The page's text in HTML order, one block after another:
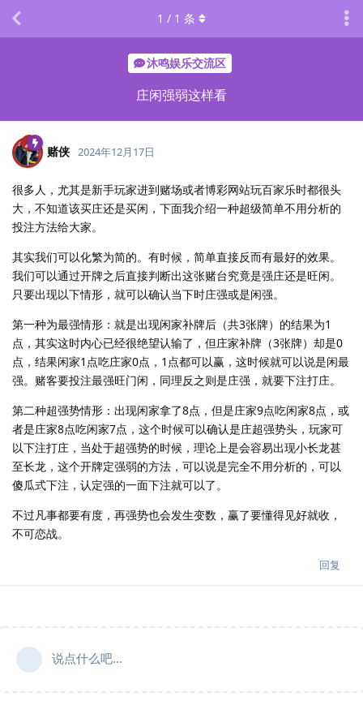
沐鸣娱乐交流区
庄闲强弱这样看
1 / 1 条
赌侠 2024年12月17日
很多人，尤其是新手玩家进到赌场或者博彩网站玩百家乐时都很头
大，不知道该买庄还是买闲，下面我介绍一种超级简单不用分析的
投注方法给大家。
其实我们可以化繁为简的。有时候，简单直接反而有最好的效果。
我们可以通过开牌之后直接判断出这张赌台究竟是强庄还是旺闲。
只要出现以下情形，就可以确认当下时庄强或是闲强。
第一种为最强情形：就是出现闲家补牌后（共3张牌）的结果为1
点，其实这时内心已经很绝望认输了，但庄家补牌（3张牌）却是0
点，结果闲家1点吃庄家0点，1点都可以赢，这时候就可以说是闲最
强。赌客要投注最强旺门闲，同理反之则是庄强，就要下注打庄。
第二种超强势情形：出现闲家拿了8点，但是庄家9点吃闲家8点，或
者是庄家8点吃闲家7点，这个时候可以确认是庄超强势头，玩家可
以下注打庄，当处于超强势的时候，理论上是会容易出现小长龙甚
至长龙，这个开牌定强弱的方法，可以说是完全不用分析的，可以
傻瓜式下注，认定强的一面下注就可以了。
不过凡事都要有度，再强势也会发生变数，赢了要懂得见好就收，
不可恋战。
回复
说点什么吧...